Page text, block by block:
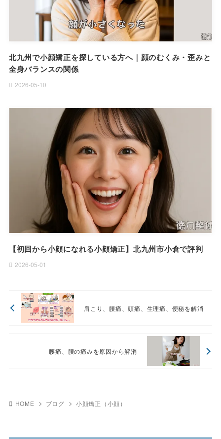
北九州で小顔矯正を探している方へ｜顔のむくみ・歪みと
全身バランスの関係
2026-05-10
【初回から小顔になれる小顔矯正】北九州市小倉で評判
2026-05-01
肩こり、腰痛、頭痛、生理痛、便秘を解消
腰痛、腰の痛みを原因から解消
HOME ブログ 小顔矯正（小顔）